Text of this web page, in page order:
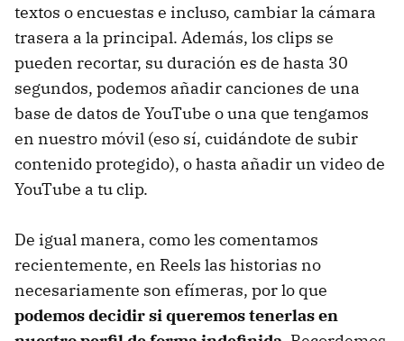
textos o encuestas e incluso, cambiar la cámara
trasera a la principal. Además, los clips se
pueden recortar, su duración es de hasta 30
segundos, podemos añadir canciones de una
base de datos de YouTube o una que tengamos
en nuestro móvil (eso sí, cuidándote de subir
contenido protegido), o hasta añadir un video de
YouTube a tu clip.
De igual manera, como les comentamos
recientemente, en Reels las historias no
necesariamente son efímeras, por lo que
podemos decidir si queremos tenerlas en